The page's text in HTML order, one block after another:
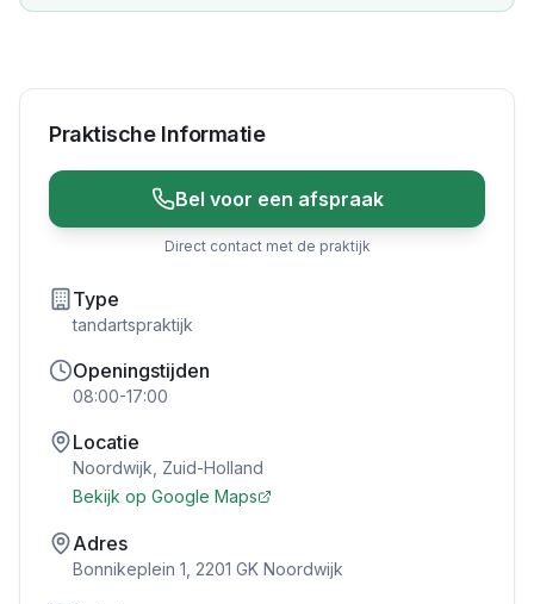
Praktische Informatie
Bel voor een afspraak
Direct contact met de praktijk
Type
tandartspraktijk
Openingstijden
08:00-17:00
Locatie
Noordwijk Zuid-Holland
Bekijk op Google Maps
Adres
Bonnikeplein 1, 2201 GK Noordwijk